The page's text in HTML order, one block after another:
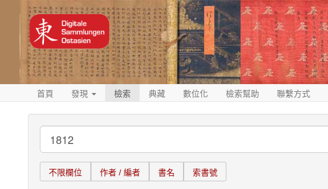
首頁 發現 檢索 典藏 數位化 檢索幫助 聯繫方式
不限欄位 作者 / 編者 書名 索書號